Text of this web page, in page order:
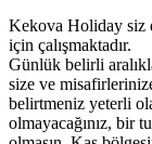
Kekova Holiday siz
için çalışmaktadır.
Günlük belirli
size ve
belirtmeniz yeterli
olmayacağınız, bir